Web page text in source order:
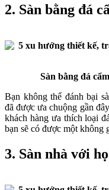
2. Sàn bằng đá
Sàn bằng đá
Bạn không thể đánh bại
đã được ưa chuộng gần
khách hàng ưa thích loại
bạn sẽ có được một không
3. Sàn nhà với